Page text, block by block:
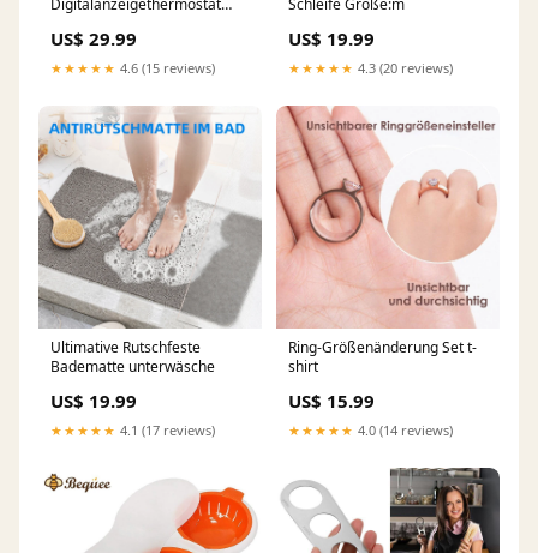
home improvement
US$ 29.99
★★★★★ 4.6 (15 reviews)
US$ 19.99
★★★★★ 4.3 (20 reviews)
Ultimative Rutschfeste
Badematte unterwäsche
US$ 19.99
★★★★★ 4.1 (17 reviews)
Ring-Größenänderung Set t-
shirt
US$ 15.99
★★★★★ 4.0 (14 reviews)